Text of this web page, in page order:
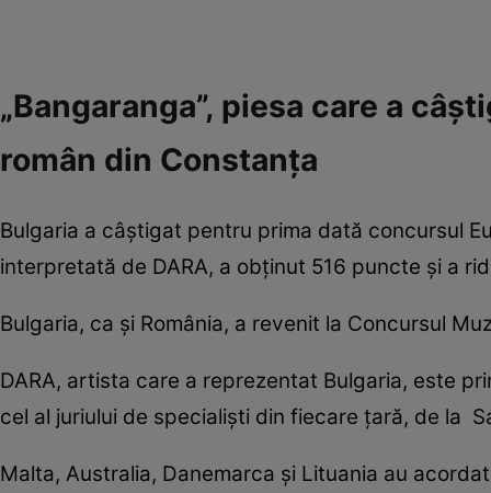
„Bangaranga”, piesa care a
român din Constanța
Bulgaria a câștigat pentru prima dată concursul
interpretată de DARA, a obținut 516 puncte și a
Bulgaria, ca și România, a revenit la Concursul
DARA, artista care a reprezentat Bulgaria, este
cel al juriului de specialiști din fiecare țară, de la
Malta, Australia, Danemarca și Lituania au